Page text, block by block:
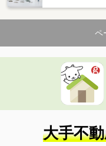
ペ
大手不